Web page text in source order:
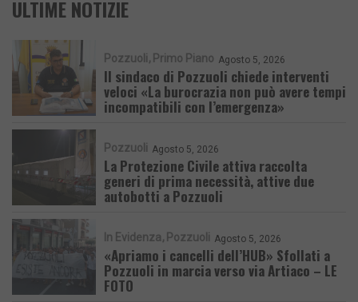
ULTIME NOTIZIE
Pozzuoli Primo Piano Agosto 5, 2026
Il sindaco di Pozzuoli chiede interventi
veloci «La burocrazia non può avere tempi
incompatibili con l’emergenza»
Pozzuoli Agosto 5, 2026
La Protezione Civile attiva raccolta
generi di prima necessità, attive due
autobotti a Pozzuoli
In Evidenza Pozzuoli Agosto 5, 2026
«Apriamo i cancelli dell’HUB» Sfollati a
Pozzuoli in marcia verso via Artiaco – LE
FOTO